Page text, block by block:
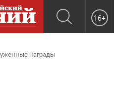
16+
награды